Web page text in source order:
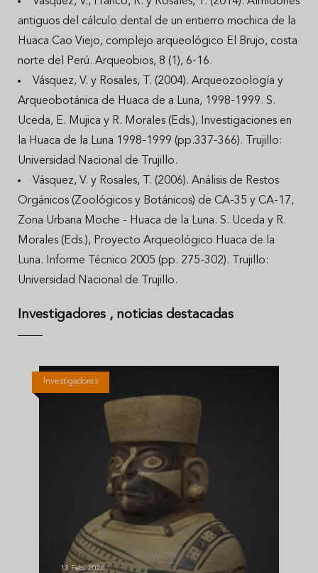
antiguos del cálculo dental de un entierro mochica de la
Huaca Cao Viejo, complejo arqueológico El Brujo, costa
norte del Perú. Arqueobios, 8 (1), 6-16.
Vásquez, V. y Rosales, T. (2004). Arqueozoología y
Arqueobotánica de Huaca de a Luna, 1998-1999. S.
Uceda, E. Mujica y R. Morales (Eds.), Investigaciones en
la Huaca de la Luna 1998-1999 (pp.337-366). Trujillo:
Universidad Nacional de Trujillo.
Vásquez, V. y Rosales, T. (2006). Análisis de Restos
Orgánicos (Zoológicos y Botánicos) de CA-35 y CA-17,
Zona Urbana Moche - Huaca de la Luna. S. Uceda y R.
Morales (Eds.), Proyecto Arqueológico Huaca de la
Luna. Informe Técnico 2005 (pp. 275-302). Trujillo:
Universidad Nacional de Trujillo.
Investigadores , noticias destacadas
Investigadores
13 Feb, 2026